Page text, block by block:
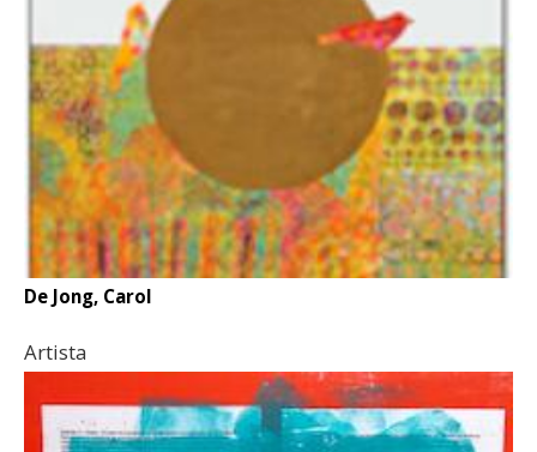
De Jong, Carol
Artista